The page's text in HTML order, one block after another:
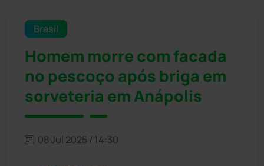
Brasil
Homem morre com facada
no pescoço após briga em
sorveteria em Anápolis
08 Jul 2025 / 14:30